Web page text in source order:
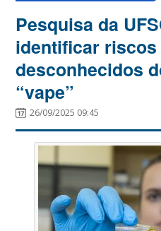
Pesquisa da
identificar riscos
desconhecidos
“vape”
26/09/2025 09:45